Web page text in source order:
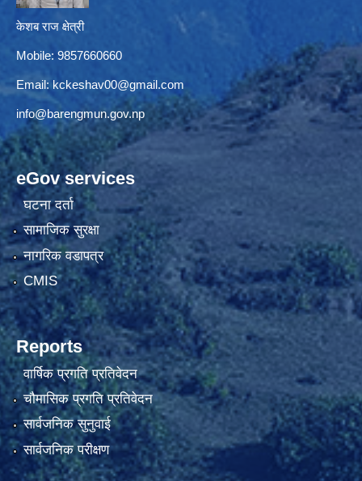
केशब राज क्षेत्री
Mobile: 9857660660
Email: kckeshav00@gmail.com
info@barengmun.gov.np
eGov services
घटना दर्ता
सामाजिक सुरक्षा
नागरिक वडापत्र
CMIS
Reports
वार्षिक प्रगति प्रतिवेदन
चौमासिक प्रगति प्रतिवेदन
सार्वजनिक सुनुवाई
सार्वजनिक परीक्षण